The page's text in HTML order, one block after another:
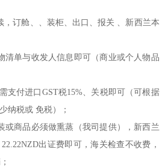
，订舱、、装柜、出口、报关 、新西兰本
清单与收发人信息即可（商业或个人物品
支付进口GST税15%、关税即可（可根据
纳税或 免税）；
或商品必须做熏蒸（我司提供），新西兰
出证费即可，海关检查不收费，